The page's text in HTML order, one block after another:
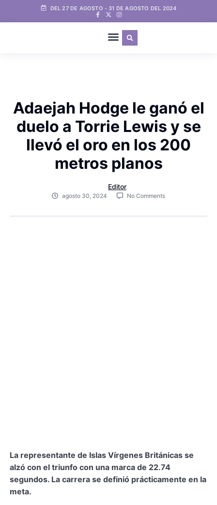
DEL 27 DE AGOSTO - 31 DE AGOSTO DEL 2024
Adaejah Hodge le ganó el
duelo a Torrie Lewis y se
llevó el oro en los 200
metros planos
Editor
agosto 30, 2024 No Comments
La representante de Islas Vírgenes Británicas se
alzó con el triunfo con una marca de 22.74
segundos. La carrera se definió prácticamente en la
meta.